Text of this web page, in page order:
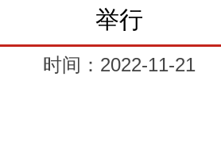
举行
时间：2022-11-21